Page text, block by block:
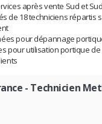
après vente Sud et
de 18 techniciens répartis
pour dépannage
pour utilisation portique
- Technicien